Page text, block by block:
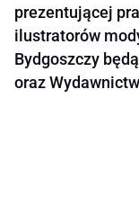
prezentującej
ilustratorów
Bydgoszczy
oraz